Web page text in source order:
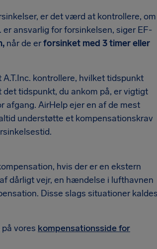
er det værd at kontrollere, om
ansvarlig for forsinkelsen, siger EF-
når de erforsinket med 3 timer eller
kontrollere, hvilket tidspunkt
tidspunkt, du ankom på, er vigtigt
AirHelp ejer en af de mest
understøtte et kompensationskrav
hvis der er en ekstern
dårligt vejr, en hændelse i lufthavnen
Disse slags situationer kaldes
vores kompensationsside for